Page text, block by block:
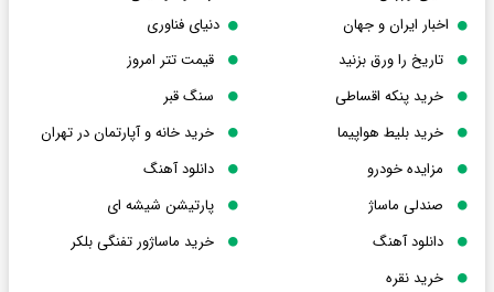
اخبار ایران و جهان
دنیای فناوری
تاریخ را ورق بزنید
قیمت تتر امروز
خرید پنکه اقساطی
سنگ قبر
خرید بلیط هواپیما
خرید خانه و آپارتمان در تهران
مزایده خودرو
دانلود آهنگ
صندلی ماساژ
پارتیشن شیشه ای
دانلود آهنگ
خرید ماساژور تفنگی بلکر
خرید نقره